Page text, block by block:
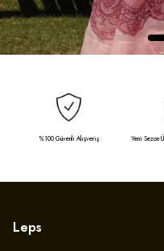
%100 Güvenli Alışveriş Yeni Sezon
Leps